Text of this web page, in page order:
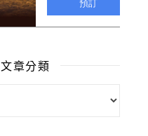
文章分類